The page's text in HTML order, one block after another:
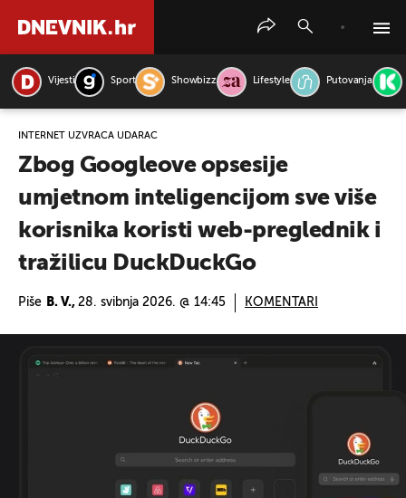
Vijesti Sport Showbizz Lifestyle Putovanja
INTERNET UZVRAĆA UDARAC
Zbog Googleove opsesije
umjetnom inteligencijom sve više
korisnika koristi web-preglednik i
tražilicu DuckDuckGo
Piše B. V., 28. svibnja 2026. @ 14:45 KOMENTARI
PRETRAŽITE VIJESTI